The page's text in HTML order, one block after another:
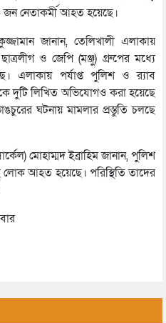
নেতাকর্মী আহত হয়েছে।
জানান, তেলিখালী এলাকায়
ও জেপি (মঞ্জু) গ্রুপের মধ্যে
এলাকায় পর্যাপ্ত পুলিশ ও র‌্যাব
দুটি লিখিত অভিযোগও করা হয়েছে
ঘটনায় মামলার প্রস্তুতি চলছে
মোহাম্মদ ইব্রাহিম জানান, পুলিশ
আহত হয়েছে। পরিস্থিতি তাদের